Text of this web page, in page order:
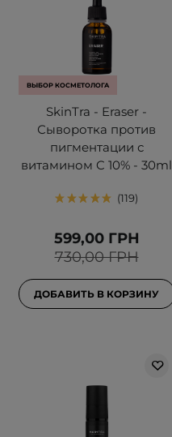
ВЫБОР КОСМЕТОЛОГА
SkinTra - Eraser -
Сыворотка против
пигментации с
витамином C 10% - 30ml
119
730,00 ГРН
599,00 ГРН
ДОБАВИТЬ В КОРЗИНУ